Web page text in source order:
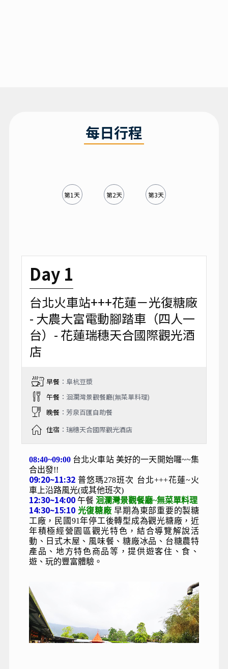
每日行程
第1天 第2天 第3天
Day 1
台北火車站+++花蓮－光復糖廠
- 大農大富電動腳踏車（四人一
台）- 花蓮瑞穗天合國際觀光酒
店
早餐：阜杭豆漿
午餐：洄瀾灣景觀餐廳(無菜單料理)
晚餐：芳泉百匯自助餐
住宿 ：瑞穗天合國際觀光酒店
08:40~09:00 台北火車站 美好的一天開始囉~~集
合出發!!
09:20~11:32 普悠瑪278班次 台北+++花蓮~火
車上沿路風光(或其他班次)
12:30~14:00 午餐 洄瀾灣景觀餐廳~無菜單料理
14:30~15:10 光復糖廠 早期為東部重要的製糖
工廠，民國91年停工後轉型成為觀光糖廠，近
年積極經營園區觀光特色，結合導覽解說活
動、日式木屋、風味餐、糖廠冰品、台糖農特
產品、地方特色商品等，提供遊客住、食、
遊、玩的豐富體驗。